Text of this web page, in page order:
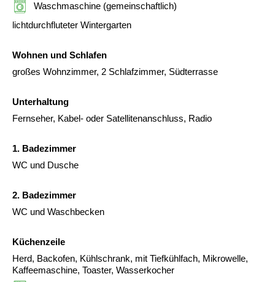
Waschmaschine (gemeinschaftlich)
lichtdurchfluteter Wintergarten
Wohnen und Schlafen
großes Wohnzimmer, 2 Schlafzimmer, Südterrasse
Unterhaltung
Fernseher, Kabel- oder Satellitenanschluss, Radio
1. Badezimmer
WC und Dusche
2. Badezimmer
WC und Waschbecken
Küchenzeile
Herd, Backofen, Kühlschrank, mit Tiefkühlfach, Mikrowelle,
Kaffeemaschine, Toaster, Wasserkocher